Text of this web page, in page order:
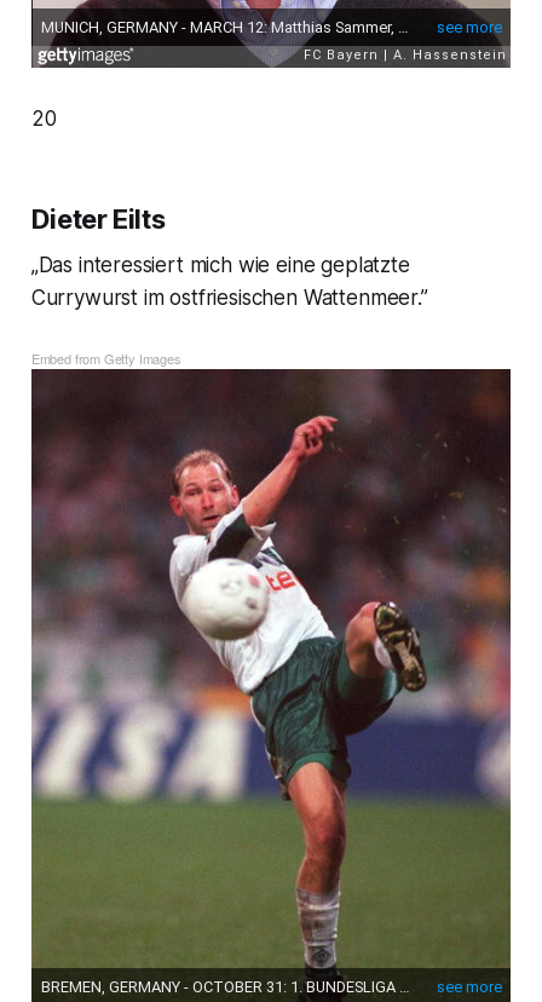
20
Dieter Eilts
„Das interessiert mich wie eine geplatzte
Currywurst im ostfriesischen Wattenmeer.”
Embed from Getty Images